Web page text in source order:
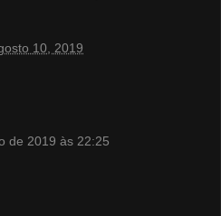
10, 2019
de 2019 às 22:25